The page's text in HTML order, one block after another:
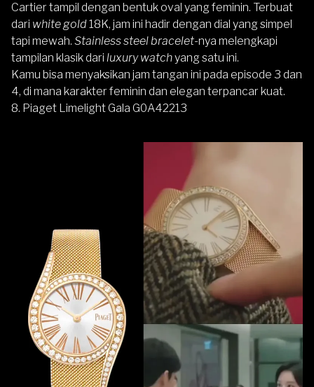
Cartier tampil dengan bentuk oval yang feminin. Terbuat
dari white gold18K, jam ini hadir dengan dial yang simpel
tapi mewah. Stainless steel bracelet-nya melengkapi
tampilan klasik dari luxury watchyang satu ini.
Kamu bisa menyaksikan jam tangan ini pada episode 3 dan
4, di mana karakter feminin dan elegan terpancar kuat.
8. Piaget Limelight Gala G0A42213